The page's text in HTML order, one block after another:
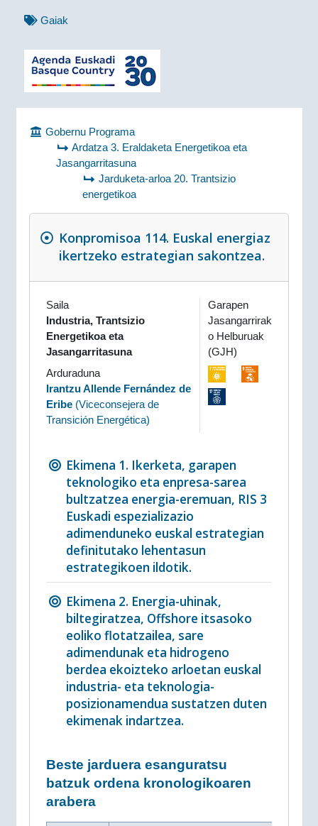
Gaiak
Gobernu Programa
Ardatza 3. Eraldaketa Energetikoa eta
Jasangarritasuna
Jarduketa-arloa 20. Trantsizio
energetikoa
Konpromisoa 114. Euskal energiaz
ikertzeko estrategian sakontzea.
Saila
Industria, Trantsizio
Energetikoa eta
Jasangarritasuna
Arduraduna
Irantzu Allende Fernández de
Eribe(Viceconsejera de
Transición Energética)
Garapen
Jasangarrirak
o Helburuak
(GJH)
Ekimena 1. Ikerketa, garapen
teknologiko eta enpresa-sarea
bultzatzea energia-eremuan, RIS 3
Euskadi espezializazio
adimenduneko euskal estrategian
definitutako lehentasun
estrategikoen ildotik.
Ekimena 2. Energia-uhinak,
biltegiratzea, Offshore itsasoko
eoliko flotatzailea, sare
adimendunak eta hidrogeno
berdea ekoizteko arloetan euskal
industria- eta teknologia-
posizionamendua sustatzen duten
ekimenak indartzea.
Beste jarduera esanguratsu
batzuk ordena kronologikoaren
arabera